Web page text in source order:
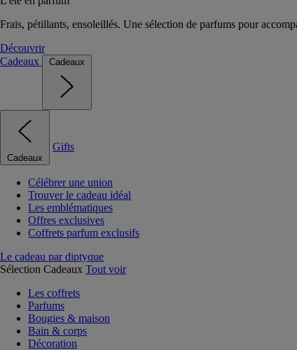
Frais, pétillants, ensoleillés. Une sélection de parfums pour
Découvrir
Cadeaux
Cadeaux
Cadeaux
Gifts
Célébrer une union
Trouver le cadeau idéal
Les emblématiques
Offres exclusives
Coffrets parfum exclusifs
Le cadeau par diptyque
Sélection Cadeaux Tout voir
Les coffrets
Parfums
Bougies & maison
Bain & corps
Décoration